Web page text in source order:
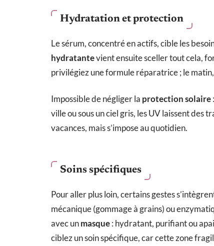
Hydratation et protection
Le sérum, concentré en actifs, cible les
hydratantevient ensuite sceller tout cela,
privilégiez une formule réparatrice ; le
Impossible de négliger la protection solaire
ville ou sous un ciel gris, les UV laissent des
vacances, mais s’impose au quotidien.
Soins spécifiques
Pour aller plus loin, certains gestes
mécanique (gommage à grains) ou
avec unmasque: hydratant, purifiant ou
ciblez un soin spécifique, car cette zone